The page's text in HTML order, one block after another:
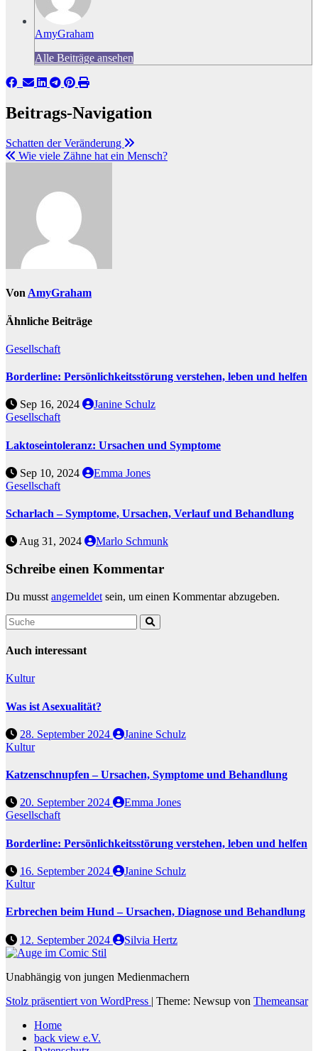
AmyGraham
Alle Beiträge ansehen
Beitrags-Navigation
Schatten der Veränderung
Wie viele Zähne hat ein Mensch?
Von AmyGraham
Ähnliche Beiträge
Gesellschaft
Borderline: Persönlichkeitsstörung verstehen, leben und helfen
Sep 16, 2024
Janine Schulz
Gesellschaft
Laktoseintoleranz: Ursachen und Symptome
Sep 10, 2024
Emma Jones
Gesellschaft
Scharlach – Symptome, Ursachen, Verlauf und Behandlung
Aug 31, 2024 Marlo Schmunk
Schreibe einen Kommentar
Du musst angemeldet sein, um einen Kommentar abzugeben.
Auch interessant
Kultur
Was ist Asexualität?
28. September 2024
Janine Schulz
Kultur
Katzenschnupfen – Ursachen, Symptome und Behandlung
20. September 2024
Emma Jones
Gesellschaft
Borderline: Persönlichkeitsstörung verstehen, leben und helfen
16. September 2024
Janine Schulz
Kultur
Erbrechen beim Hund – Ursachen, Diagnose und Behandlung
12. September 2024 Silvia Hertz
Unabhängig von jungen Medienmachern
Stolz präsentiert von WordPress | Theme: Newsup von Themeansar
Home
back view e.V.